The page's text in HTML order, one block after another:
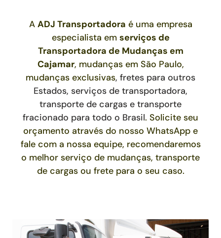
A ADJ Transportadora é uma empresa
especialista em serviços de
Transportadora de Mudanças em
Cajamar, mudanças em São Paulo,
mudanças exclusivas, fretes para outros
Estados, serviços de transportadora,
transporte de cargas e transporte
fracionado para todo o Brasil. Solicite seu
orçamento através do nosso WhatsApp e
fale com a nossa equipe, recomendaremos
o melhor serviço de mudanças, transporte
de cargas ou frete para o seu caso.